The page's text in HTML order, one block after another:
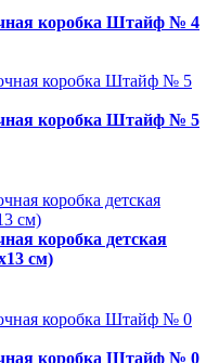
коробка Штайф № 4
коробка Штайф № 5
коробка детская
см)
коробка Штайф № 0